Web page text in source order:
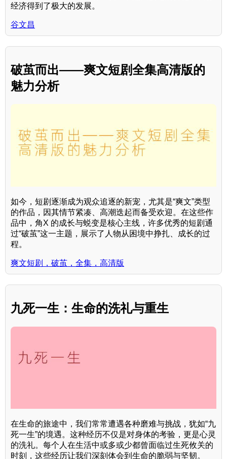
经济得到了极大的发展。
谷文昌
破茧而出——爽文短剧全集高清版的
魅力分析
如今，短剧逐渐成为观众追逐的新宠，尤其是“爽文”类型
的作品，因其情节紧凑、高潮迭起而备受欢迎。在这些作
品中，角X 的成长与蜕变是核心主线，许多优秀的短剧通
过“破茧”这一主题，展示了人物从困境中挣扎、成长的过
程。
爽文短剧，破茧，全集，高清版
九死一生：生命的洗礼与重生
在生命的旅途中，我们常常遭遇各种磨难与挑战，犹如“九
死一生”的境遇。这种经历不仅是对身体的考验，更是心灵
的洗礼。每个人在生活中或多或少都曾面临过生死攸关的
时刻，这些经历让我们深刻体会到生命的脆弱与坚韧。